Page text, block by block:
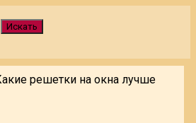
Искать
решетки на окна лучше